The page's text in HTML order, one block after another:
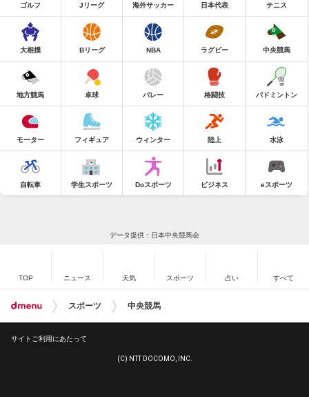
ゴルフ Jリーグ 海外サッカー 日本代表 テニス
大相撲 Bリーグ NBA ラグビー 中央競馬
地方競馬 卓球 バレー 格闘技 バドミントン
モーター フィギュア ウィンター 陸上 水泳
自転車 学生スポーツ Doスポーツ ビジネス eスポーツ
データ提供：日本中央競馬会
TOP ニュース 天気 スポーツ 占い すべて
スポーツ 中央競馬
サイトご利用にあたって
(C) NTT DOCOMO, INC.